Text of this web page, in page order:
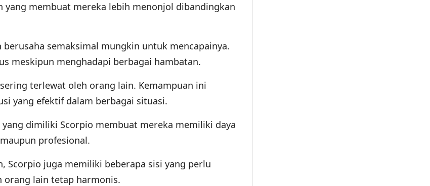
yang membuat mereka lebih menonjol dibandingkan
semaksimal mungkin untuk mencapainya.
meskipun menghadapi berbagai hambatan.
terlewat oleh orang lain. Kemampuan ini
yang efektif dalam berbagai situasi.
dimiliki Scorpio membuat mereka memiliki daya
profesional.
Scorpio juga memiliki beberapa sisi yang perlu
orang lain tetap harmonis.